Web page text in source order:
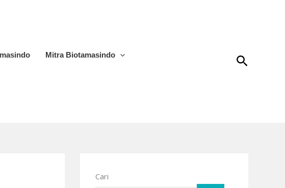
Mitra Biotamasindo
Cari
Cari